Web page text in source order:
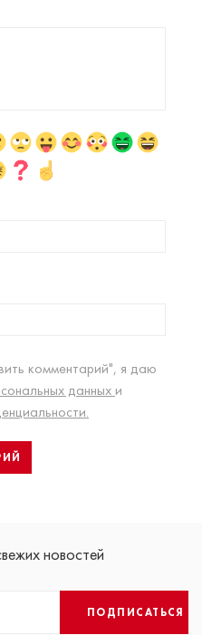
комментарий", я даю
данных и
новостей
ПОДПИСАТЬСЯ